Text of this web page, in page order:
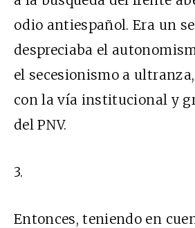
odio antiespañol. Era un
despreciaba el
el secesionismo a
con la vía institucional y
del PNV.
3.
Entonces, teniendo en